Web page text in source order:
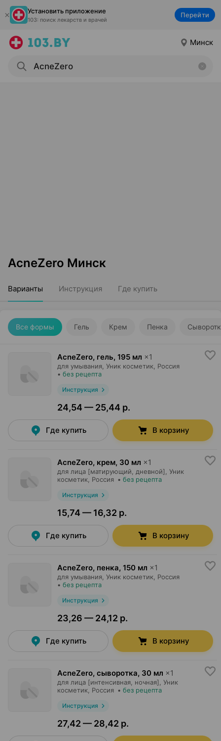
Установить приложение
103: поиск лекарств и врачей
Перейти
Минск
AcneZero Минск
Варианты Инструкция Где купить
Все формы Гель Крем Пенка
AcneZero, гель, 195 мл ×1
для умывания, Уник косметик , Россия
• без рецепта
Инструкция
24,54 — 25,44 р.
Где купить В корзину
AcneZero, крем, 30 мл ×1
для лица [матирующий, дневной],
Уник
косметик , Россия • без рецепта
Инструкция
15,74 — 16,32 р.
Где купить В корзину
AcneZero, пенка, 150 мл ×1
для умывания, Уник косметик , Россия
• без рецепта
Инструкция
23,26 — 24,12 р.
Где купить В корзину
AcneZero, сыворотка, 30 мл ×1
для лица [интенсивная, ночная],
Уник
косметик , Россия • без рецепта
Инструкция
27,42 — 28,42 р.